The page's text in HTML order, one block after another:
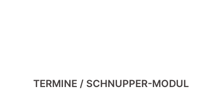
TERMINE / SCHNUPPER-MODUL